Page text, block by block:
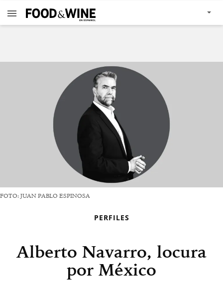
FOTO: JUAN PABLO ESPINOSA
PERFILES
Alberto Navarro, locura
por México